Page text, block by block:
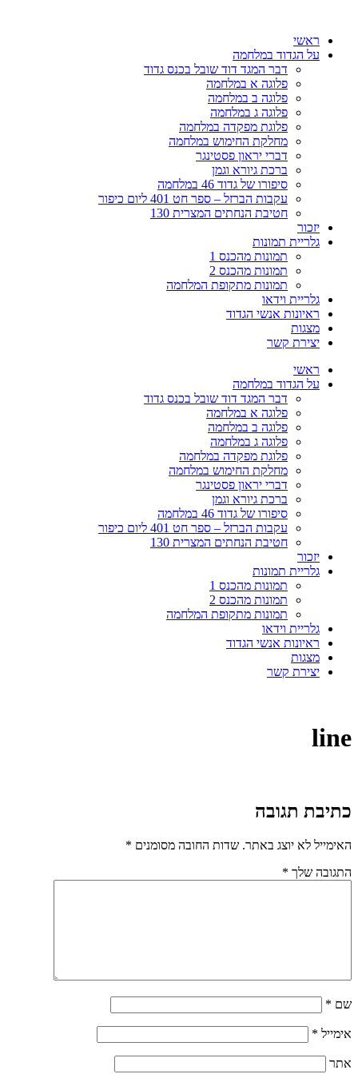
ראשי
על הגדוד במלחמה
דבר המגד דוד שובל בכנס גדוד
פלוגה א במלחמה
פלוגה ב במלחמה
פלוגה ג במלחמה
פלוגת מפקדה במלחמה
מחלקת החימוש במלחמה
דברי יראון פסטינגר
ברכת גיורא וגמן
סיפורו של גדוד 46 במלחמה
עקבות הברזל – ספר חט 401 ליום כיפור
חטיבת הנחתים המצרית 130
יזכור
גלריית תמונות
תמונות מהכנס 1
תמונות מהכנס 2
תמונות מתקופת המלחמה
גלריית וידאו
ראיונות אנשי הגדוד
מצגות
יצירת קשר
ראשי
על הגדוד במלחמה
דבר המגד דוד שובל בכנס גדוד
פלוגה א במלחמה
פלוגה ב במלחמה
פלוגה ג במלחמה
פלוגת מפקדה במלחמה
מחלקת החימוש במלחמה
דברי יראון פסטינגר
ברכת גיורא וגמן
סיפורו של גדוד 46 במלחמה
עקבות הברזל – ספר חט 401 ליום כיפור
חטיבת הנחתים המצרית 130
יזכור
גלריית תמונות
תמונות מהכנס 1
תמונות מהכנס 2
תמונות מתקופת המלחמה
גלריית וידאו
ראיונות אנשי הגדוד
מצגות
יצירת קשר
line
כתיבת תגובה
האימייל לא יוצג באתר. שדות החובה מסומנים *
התגובה שלך *
שם *
אימייל *
אתר